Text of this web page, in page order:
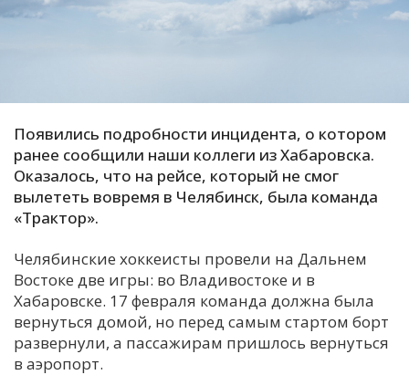
И
К
М
Н
С
Х
Появились подробности инцидента, о котором
ранее сообщили наши коллеги из Хабаровска.
Оказалось, что на рейсе, который не смог
вылететь вовремя в Челябинск, была команда
«Трактор».
Челябинские хоккеисты провели на Дальнем
Востоке две игры: во Владивостоке и в
Хабаровске. 17 февраля команда должна была
вернуться домой, но перед самым стартом борт
развернули, а пассажирам пришлось вернуться
в аэропорт.